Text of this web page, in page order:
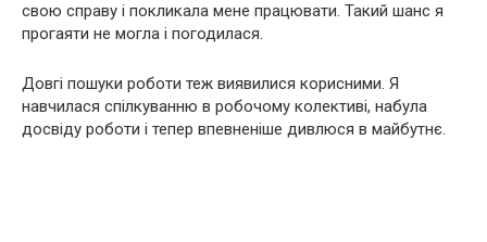
свою справу і покликала мене працювати. Такий шанс я
прогаяти не могла і погодилася.
Довгі пошуки роботи теж виявилися корисними. Я
навчилася спілкуванню в робочому колективі, набула
досвіду роботи і тепер впевненіше дивлюся в майбутнє.